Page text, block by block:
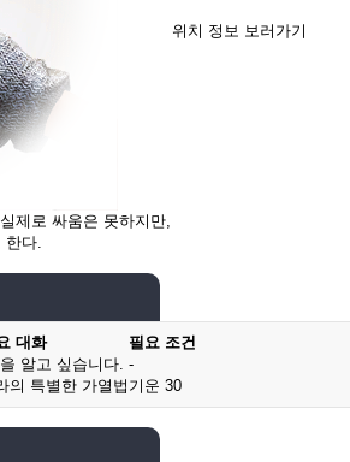
제로 싸움은 못하지만,
한다.
위치 정보 보러가기
대화
필요 조건
알고 싶습니다. -
의 특별한 가열법 기운 30